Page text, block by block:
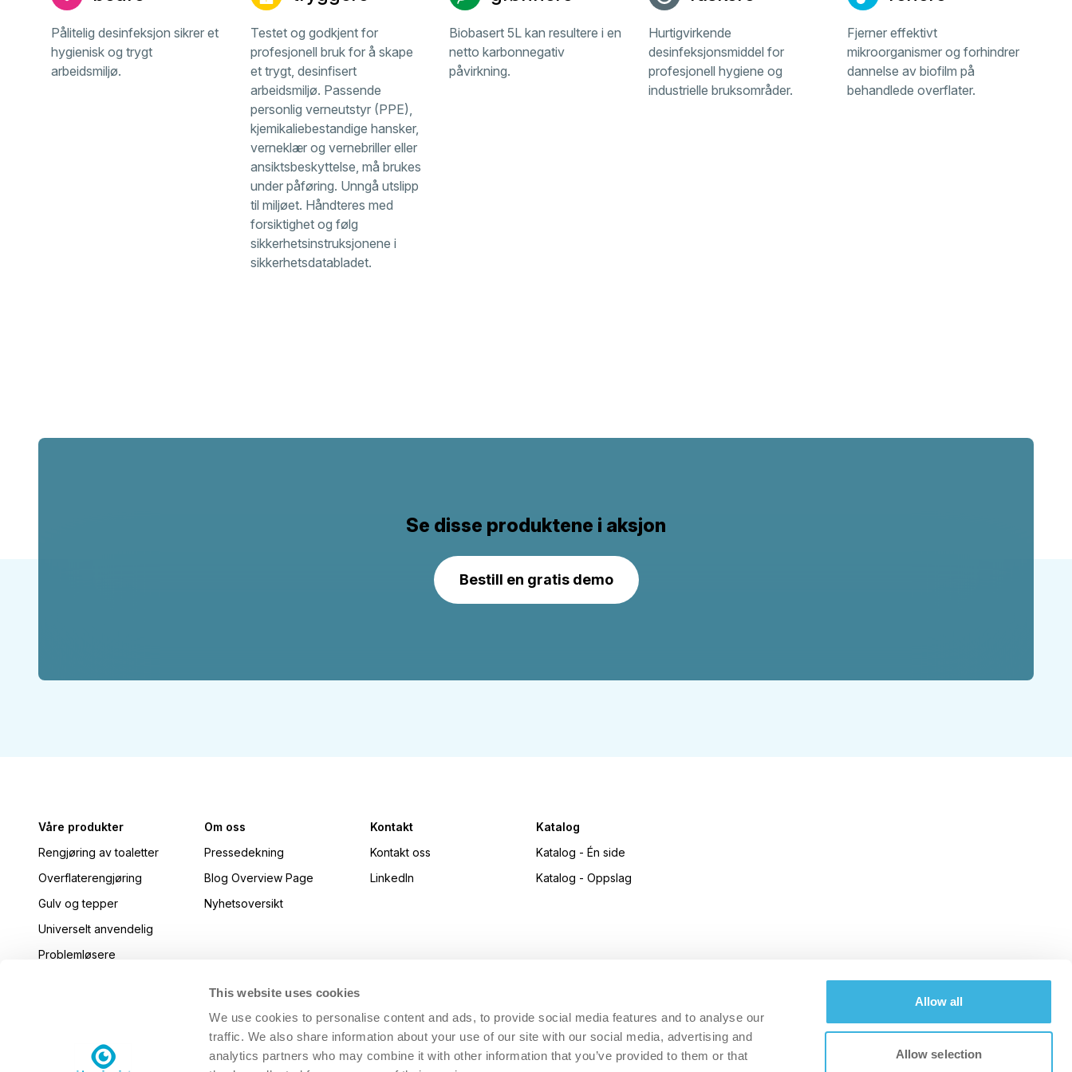
This website uses cookies
We use cookies to personalise content and ads, to provide social media features and to analyse our
traffic. We also share information about your use of our site with our social media, advertising and
analytics partners who may combine it with other information that you’ve provided to them or that
Allow all
Allow selection
Pålitelig desinfeksjon sikrer et
hygienisk og trygt
arbeidsmiljø.
Testet og godkjent for
profesjonell bruk for å skape
et trygt, desinfisert
arbeidsmiljø. Passende
personlig verneutstyr (PPE),
kjemikaliebestandige hansker,
verneklær og vernebriller eller
ansiktsbeskyttelse, må brukes
under påføring. Unngå utslipp
til miljøet. Håndteres med
forsiktighet og følg
sikkerhetsinstruksjonene i
sikkerhetsdatabladet.
Biobasert 5L kan resultere i en
netto karbonnegativ
påvirkning.
Hurtigvirkende
desinfeksjonsmiddel for
profesjonell hygiene og
industrielle bruksområder.
Fjerner effektivt
mikroorganismer og forhindrer
dannelse av biofilm på
behandlede overflater.
Se disse produktene i aksjon
Bestill en gratis demo
Våre produkter
Rengjøring av toaletter
Overflaterengjøring
Gulv og tepper
Universelt anvendelig
Problemløsere
Om oss
Pressedekning
Blog Overview Page
Nyhetsoversikt
Kontakt
Kontakt oss
LinkedIn
Katalog
Katalog - Én side
Katalog - Oppslag